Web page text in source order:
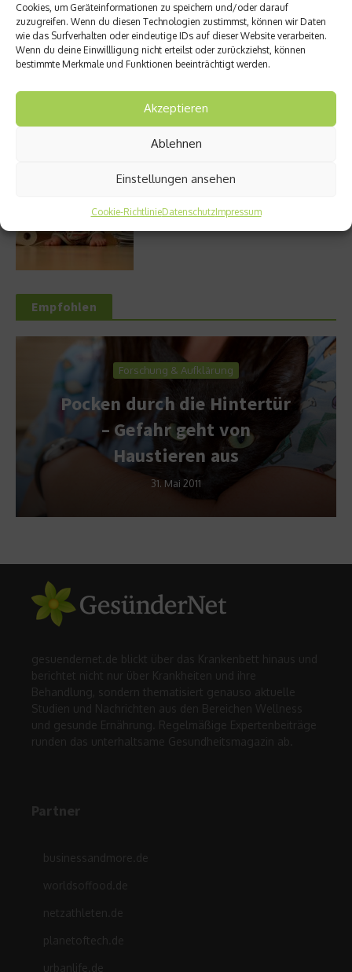
Cookies, um Geräteinformationen zu speichern und/oder darauf
zuzugreifen. Wenn du diesen Technologien zustimmst, können wir Daten
wie das Surfverhalten oder eindeutige IDs auf dieser Website verarbeiten.
Wenn du deine Einwillligung nicht erteilst oder zurückziehst, können
bestimmte Merkmale und Funktionen beeinträchtigt werden.
Akzeptieren
Ablehnen
Einstellungen ansehen
Cookie-RichtlinieDatenschutzImpressum
Entzündung der Nebenhöhlen: Symptome
und verschiedene Formen
Welches Ashwagandha sollte ich kaufen?
Empfohlen
Forschung & Aufklärung
Pocken durch die Hintertür
– Gefahr geht von
Haustieren aus
31. Mai 2011
gesuendernet.de blickt über das Krankenbett hinaus und
berichtet nicht nur über Krankheiten und ihre
Behandlung, sondern thematisiert genauso aktuelle
Studien und Nachrichten aus den Bereichen Wellness
und gesunde Ernährung. Regelmäßige Expertenbeiträge
runden das unterhaltsame Gesundheitsmagazin ab.
Partner
businessandmore.de
worldsoffood.de
netzathleten.de
planetoftech.de
urbanlife.de